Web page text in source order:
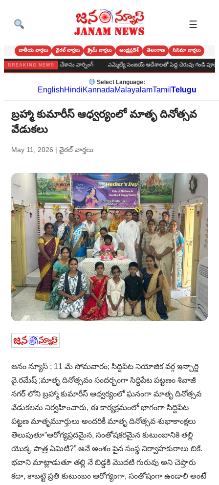
☰
జాతీయ వార్తలు వైరల్ వార్తలు క్రైమ్ వార్తలు ఆంధ్రప్రదేశ్ తెలంగాణ సినిమా వార్తలు
BREAKING NEWS
సిద్ధం చేశాను వార్నింగ్ ఎమ్మెల్యే సంజయ్ ఆదేశాలతో పెద్ద చెరువు గండి పూడ్చే పనుల
Select Language:
EnglishHindiKannadaMalayalamTamil Telugu
బ్రహ్మా కుమారీస్ ఆధ్వర్యంలో మాతృ దినోత్సవ
వేడుకలు
May 11, 2026 | వైరల్ వార్తలు
జనం న్యూస్ ; 11 మే సోమవారం; సిద్దిపేట నియోజిక వర్గ ఇన్చార్జి
వై.రమేష్ ;మాతృ దినోత్సవం సందర్భంగా సిద్దిపేట పట్టణం శివాజీ
నగర్ లోని బ్రహ్మా కుమారీస్ ఆధ్వర్యంలో ఘనంగా మాతృ దినోత్సవ
వేడుకలను నిర్వహించారు, ఈ కార్యక్రమంలో భాగంగా సిద్దిపేట
పట్టణ మాతృమూర్తులు అందరికీ మాతృ దినోత్సవ శుభాకాంక్షలు
తెలుపుతూ”ఆరోగ్యప్రదమైన, సంతోషకరమైన కుటుంబానికి తల్లి
యొక్క పాత్ర ఏమిటి?” అనే అంశం పైన సంస్థ నిర్వాహకురాలు బికే.
భవాని మాట్లాడుతూ తల్లి నే బిడ్డకి మొదటి గురువు అని చెప్తారు
కదా, కాబట్టి ప్రతి కుటుంబం ఆరోగ్యంగా, సంతోషంగా ఉండాలి అంటే